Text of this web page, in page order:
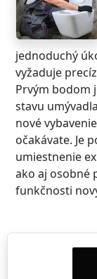
jednoduchý
vyžaduje
Prvým bodom
stavu
nové
očakávate. Je
umiestnenie
ako aj osobné
funkčnosti